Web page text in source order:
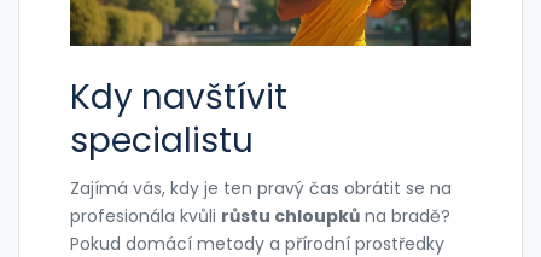
Kdy navštívit
specialistu
Zajímá vás, kdy je ten pravý čas obrátit se na
profesionála kvůli růstu chloupků na bradě?
Pokud domácí metody a přírodní prostředky